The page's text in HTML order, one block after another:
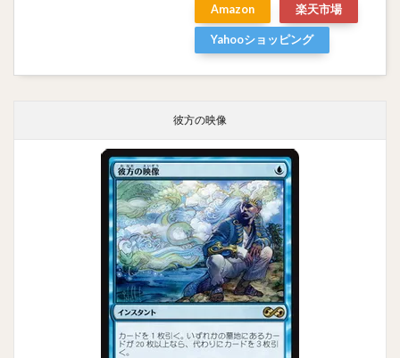
Amazon 楽天市場
Yahooショッピング
彼方の映像